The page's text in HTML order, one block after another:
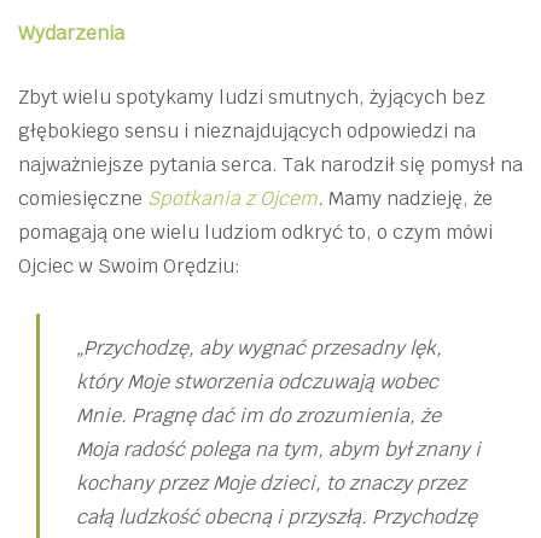
Wydarzenia
Zbyt wielu spotykamy ludzi smutnych, żyjących bez
głębokiego sensu i nieznajdujących odpowiedzi na
najważniejsze pytania serca. Tak narodził się pomysł na
comiesięczne Spotkania z Ojcem. Mamy nadzieję, że
pomagają one wielu ludziom odkryć to, o czym mówi
Ojciec w Swoim Orędziu:
„Przychodzę, aby wygnać przesadny lęk,
który Moje stworzenia odczuwają wobec
Mnie. Pragnę dać im do zrozumienia, że
Moja radość polega na tym, abym był znany i
kochany przez Moje dzieci, to znaczy przez
całą ludzkość obecną i przyszłą. Przychodzę